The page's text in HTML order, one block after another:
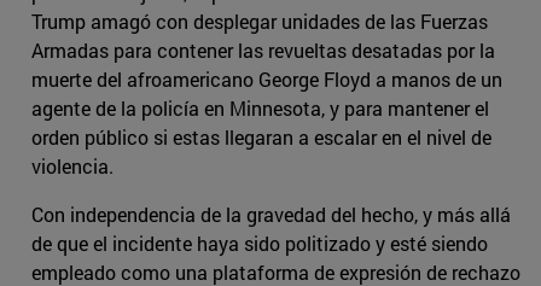
Trump amagó con desplegar unidades de las Fuerzas
Armadas para contener las revueltas desatadas por la
muerte del afroamericano George Floyd a manos de un
agente de la policía en Minnesota, y para mantener el
orden público si estas llegaran a escalar en el nivel de
violencia.
Con independencia de la gravedad del hecho, y más allá
de que el incidente haya sido politizado y esté siendo
empleado como una plataforma de expresión de rechazo